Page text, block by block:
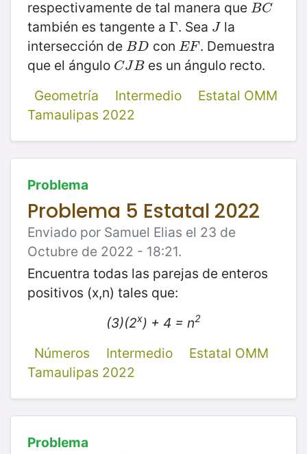
respectivamente de tal manera que BC
BC
también es tangente a Γ
Γ. Sea J
J la
intersección de BD
BD con EF
EF . Demuestra
que el ángulo CJ B
CJB es un ángulo recto.
Geometría
Intermedio
Estatal OMM
Tamaulipas 2022
Problema
Problema 5 Estatal 2022
Enviado por Samuel Elias el 23 de
Octubre de 2022 - 18:21.
Encuentra todas las parejas de enteros
positivos (x,n) tales que:
(3)(2x) + 4 = n2
Números Intermedio
Estatal OMM
Tamaulipas 2022
Problema